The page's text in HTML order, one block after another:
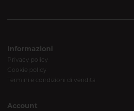
Informazioni
Privacy policy
Cookie policy
Termini e condizioni di vendita
Account